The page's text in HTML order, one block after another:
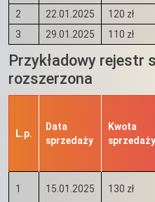
2
22.01.2025 120 zł
3
29.01.2025 110 zł
Przykładowy rejestr
rozszerzona
L.p.
Data
sprzedaży
Kwota
sprzedaży
1 15.01.2025 130 zł